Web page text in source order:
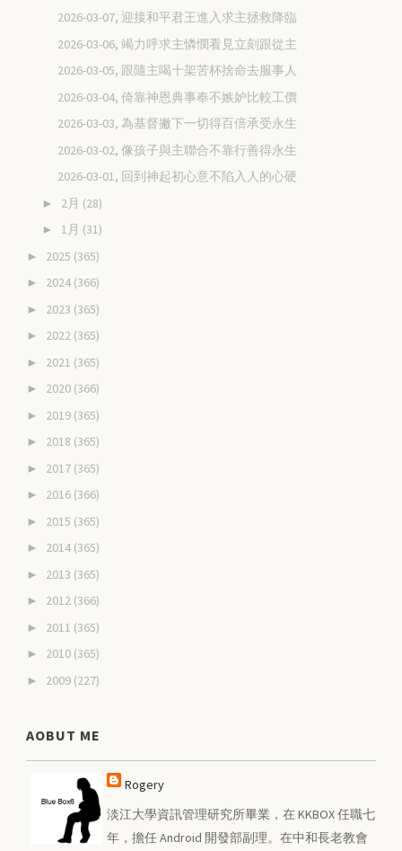
2026-03-07, 迎接和平君王進入求主拯救降臨
2026-03-06, 竭力呼求主憐憫看見立刻跟從主
2026-03-05, 跟隨主喝十架苦杯捨命去服事人
2026-03-04, 倚靠神恩典事奉不嫉妒比較工價
2026-03-03, 為基督撇下一切得百倍承受永生
2026-03-02, 像孩子與主聯合不靠行善得永生
2026-03-01, 回到神起初心意不陷入人的心硬
► 2月 (28)
► 1月 (31)
► 2025 (365)
► 2024 (366)
► 2023 (365)
► 2022 (365)
► 2021 (365)
► 2020 (366)
► 2019 (365)
► 2018 (365)
► 2017 (365)
► 2016 (366)
► 2015 (365)
► 2014 (365)
► 2013 (365)
► 2012 (366)
► 2011 (365)
► 2010 (365)
► 2009 (227)
AOBUT ME
Rogery
淡江大學資訊管理研究所畢業，在 KKBOX 任職七
年，擔任 Android 開發部副理。在中和長老教會